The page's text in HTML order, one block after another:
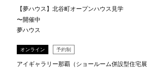
【夢ハウス】北谷町オープンハウス見学
〜開催中
夢ハウス
オンライン 予約制
アイギャラリー那覇（ショールーム併設型住宅展